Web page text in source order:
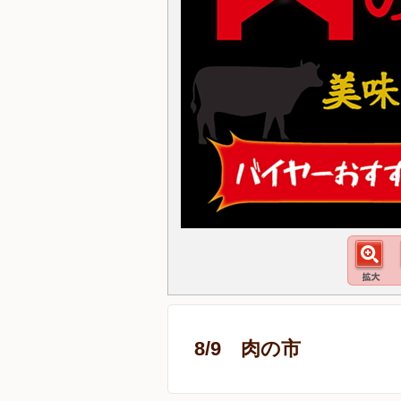
8/9 肉の市